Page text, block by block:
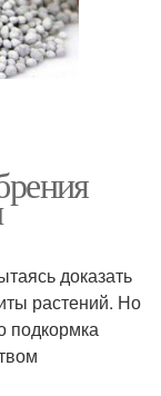
доказать
растений. Но
подкормка